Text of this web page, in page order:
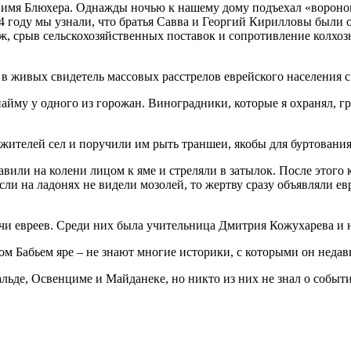
Блюхера. Однажды ночью к нашему дому подъехал
году мы узнали, что братья Савва и Георгий Кирилловы
сельскохозяйственных поставок и сопротивление
свидетель массовых расстрелов еврейского населения
у одного из горожан. Виноградники, которые я охранял,
сел и поручили им рыть траншеи, якобы для
на колени лицом к яме и стреляли в затылок. После
на ладонях не видели мозолей, то жертву сразу объявляли
евреев. Среди них была учительница Дмитрия Кожухарева и
Бабьем яре – не знают многие историки, с которыми он
Освенциме и Майданеке, но никто из них не знал о